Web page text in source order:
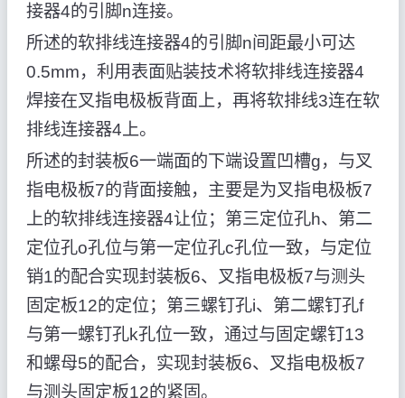
接器4的引脚n连接。
所述的软排线连接器4的引脚n间距最小可达
0.5mm，利用表面贴装技术将软排线连接器4
焊接在叉指电极板背面上，再将软排线3连在软
排线连接器4上。
所述的封装板6一端面的下端设置凹槽g，与叉
指电极板7的背面接触，主要是为叉指电极板7
上的软排线连接器4让位；第三定位孔h、第二
定位孔o孔位与第一定位孔c孔位一致，与定位
销1的配合实现封装板6、叉指电极板7与测头
固定板12的定位；第三螺钉孔i、第二螺钉孔f
与第一螺钉孔k孔位一致，通过与固定螺钉13
和螺母5的配合，实现封装板6、叉指电极板7
与测头固定板12的紧固。